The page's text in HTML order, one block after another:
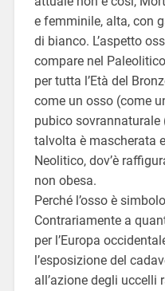
e femminile, alta, con
di bianco. L’aspetto
compare nel
per tutta l’Età del
come un osso (come
pubico sovrannaturale
talvolta è mascherata
Neolitico, dov’è
non obesa.
Perché l’osso è
Contrariamente a
per l’Europa
l’esposizione del
all’azione degli